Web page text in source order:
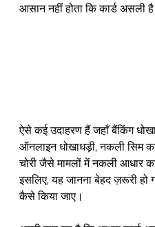
आसान नहीं होता कि कार्ड असली
ऐसे कई उदाहरण हैं जहाँ बैंकिंग
ऑनलाइन धोखाधड़ी, नकली सिम
चोरी जैसे मामलों में नकली आधार
इसलिए, यह जानना बेहद ज़रूरी हो
कैसे किया जाए।